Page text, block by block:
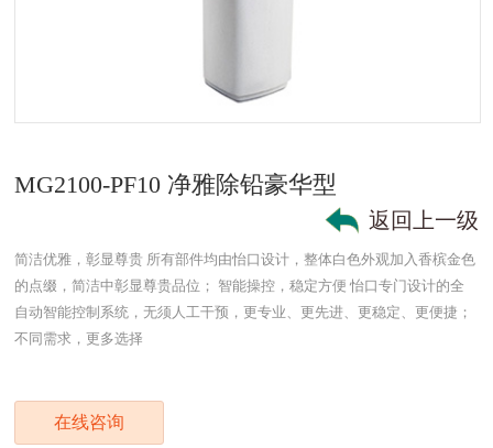
MG2100-PF10 净雅除铅豪华型
返回上一级
简洁优雅，彰显尊贵 所有部件均由怡口设计，整体白色外观加入香槟金色
的点缀，简洁中彰显尊贵品位； 智能操控，稳定方便 怡口专门设计的全
自动智能控制系统，无须人工干预，更专业、更先进、更稳定、更便捷；
不同需求，更多选择
在线咨询